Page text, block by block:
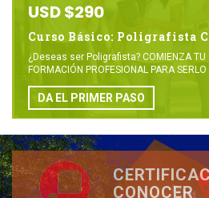
USD $290
Curso Básico: Poligrafista
¿Deseas ser Poligrafista? COMIENZA TU
FORMACIÓN PROFESIONAL PARA SERLO
DA EL PRIMER PASO
CONOCER